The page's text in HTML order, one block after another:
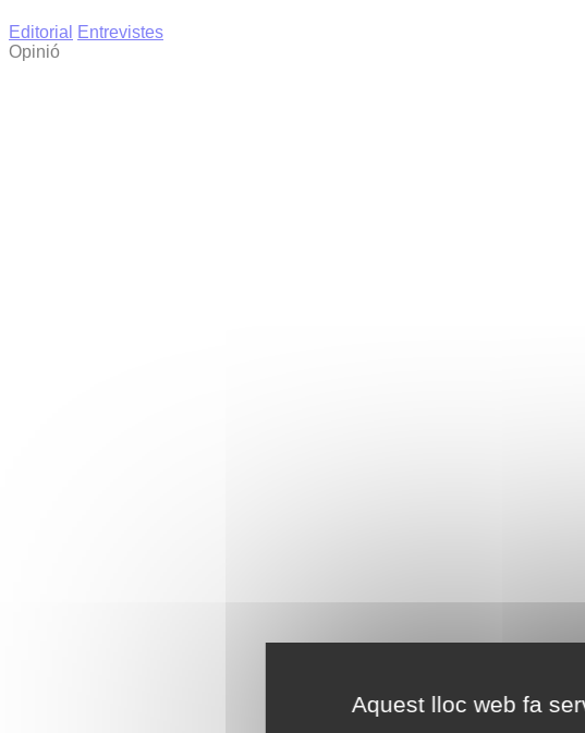
Aquest lloc web fa
Editorial
Entrevistes
Opinió